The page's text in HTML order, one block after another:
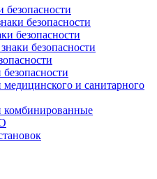
безопасности
безопасности
безопасности
медицинского и санитарного
комбинированные